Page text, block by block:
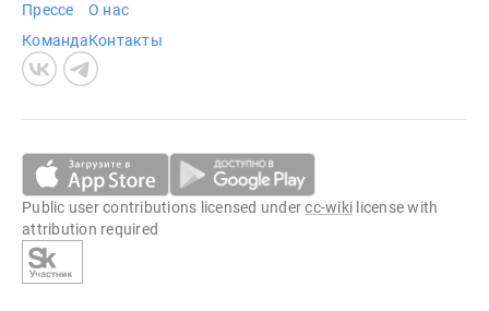
Прессе
Команда
О нас
Контакты
Public user contributions licensed undercc-wiki license with
attribution required